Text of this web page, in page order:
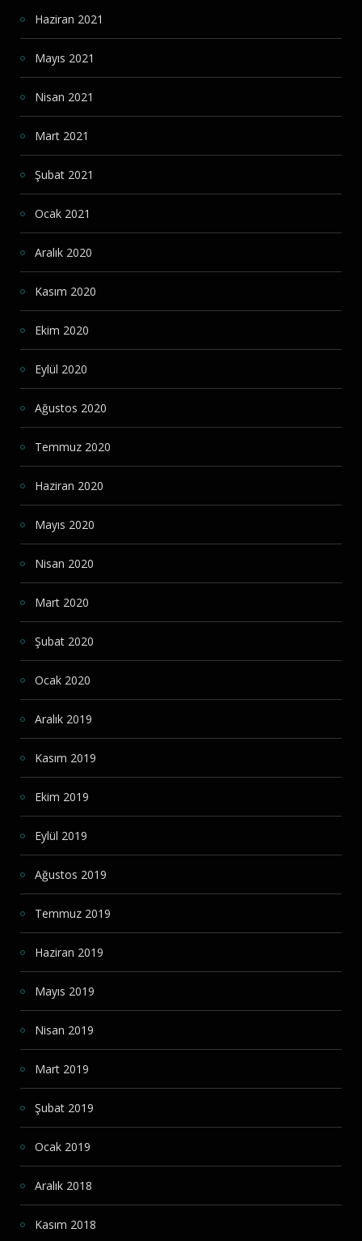
Haziran 2021
Mayıs 2021
Nisan 2021
Mart 2021
Şubat 2021
Ocak 2021
Aralık 2020
Kasım 2020
Ekim 2020
Eylül 2020
Ağustos 2020
Temmuz 2020
Haziran 2020
Mayıs 2020
Nisan 2020
Mart 2020
Şubat 2020
Ocak 2020
Aralık 2019
Kasım 2019
Ekim 2019
Eylül 2019
Ağustos 2019
Temmuz 2019
Haziran 2019
Mayıs 2019
Nisan 2019
Mart 2019
Şubat 2019
Ocak 2019
Aralık 2018
Kasım 2018